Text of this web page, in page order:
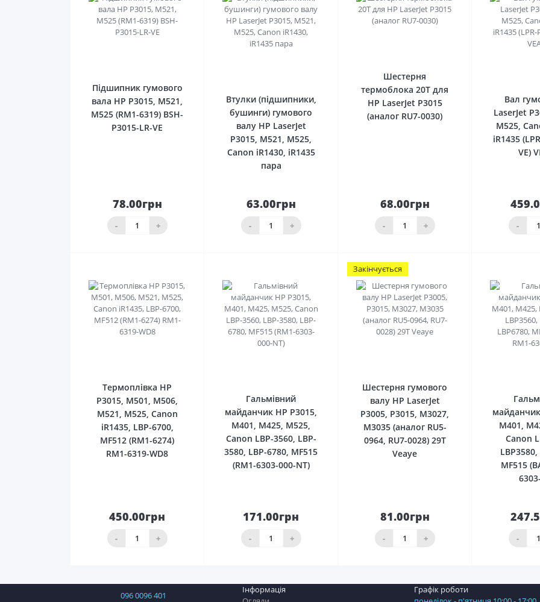
Підшипник гумового
вала HP P3015, M521,
M525 (RM1-6319) BSH-
P3015-LR-VE
78.00грн
- +
кошика
Втулки (підшипники,
бушинги) гумового
валу HP LaserJet
P3015, M521, M525,
Canon iR1430, iR1435
пара
63.00грн
- +
кошика
Шестерня
термоблока 20T для
HP LaserJet P3015
(аналог RU7-0030)
68.00грн
- +
кошика
Вал
LaserJet
M525,
iR1435
VE)
-
Термоплівка HP
P3015, M501, M506,
M521, M525, Canon
iR1435, LBP-6700,
MF512 (RM1-6274)
RM1-6319-WD8
450.00грн
- +
До
кошика
Гальмівний
майданчик HP P3015,
M401, M425, M525,
Canon LBP-3560, LBP-
3580, LBP-6780, MF515
(RM1-6303-000-NT)
171.00грн
- +
До
кошика
Закінчується
Шестерня гумового
валу HP LaserJet
P3005, P3015, M3027,
M3035 (аналог RU5-
0964, RU7-0028) 29T
Veaye
81.00грн
- +
кошика
M401,
Canon
MF515
-
096 0096 401
Інформація
Графік роботи